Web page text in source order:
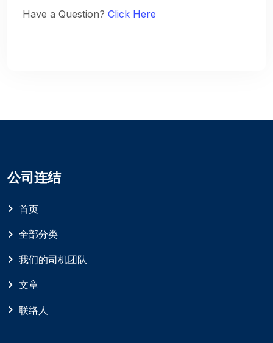
Have a Question? Click Here
公司连结
首页
全部分类
我们的司机团队
文章
联络人